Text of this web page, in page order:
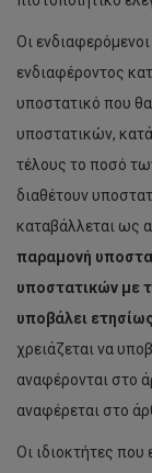
Οι
ενδιαφέροντος
υποστατικό που
υποστατικών,
τέλους το ποσό
διαθέτουν
καταβάλλεται ως
παραμονή
υποστατικών με
υποβάλει
χρειάζεται να
αναφέρονται στο
αναφέρεται στο
Οι ιδιοκτήτες που